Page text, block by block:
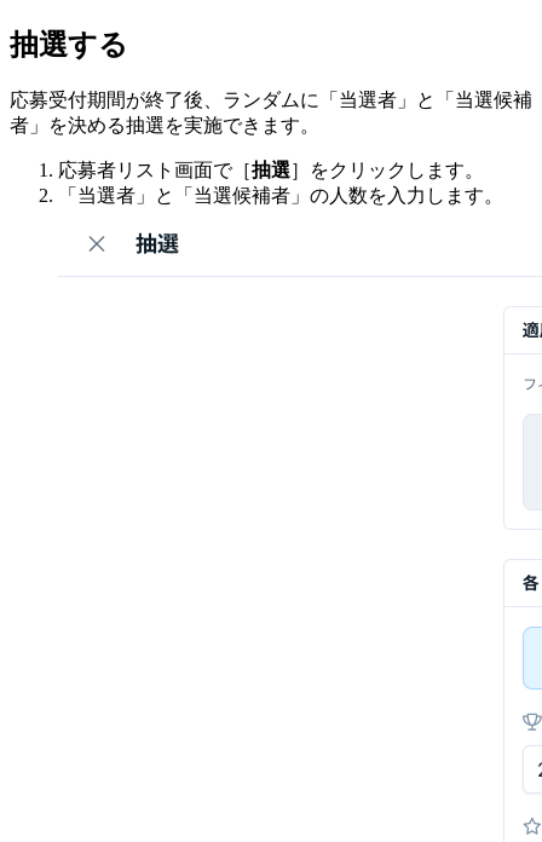
抽選する
応募受付期間が終了後、ランダムに「当選者」と「当選候補
者」を決める抽選を実施できます。
応募者リスト画面で［抽選］をクリックします。
「当選者」と「当選候補者」の人数を入力します。